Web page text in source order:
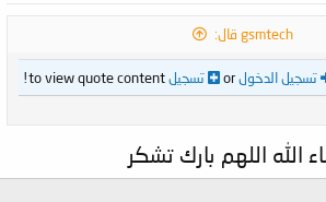
gsmtech قال:
تسجيل الدخولor تسجيلto view quote content!
الله اللهم بارك تشكر